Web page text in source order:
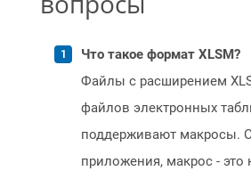
Что такое формат XLSM?
Файлы с расширением
файлов электронных
поддерживают макросы.
приложения, макрос - это